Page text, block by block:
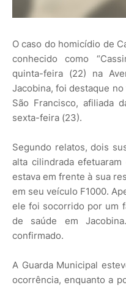
O caso do homicídio de
conhecido como
quinta-feira (22) na
Jacobina, foi destaque
São Francisco, afiliada
sexta-feira (23).
Segundo relatos, dois
alta cilindrada
estava em frente à sua
em seu veículo F1000.
ele foi socorrido por um
de saúde em
confirmado.
A Guarda Municipal
ocorrência, enquanto a